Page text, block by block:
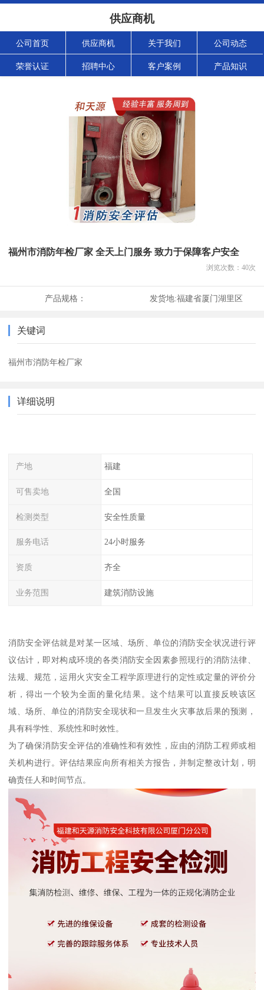
供应商机
公司首页 供应商机 关于我们 公司动态
荣誉认证 招聘中心 客户案例 产品知识
福州市消防年检厂家 全天上门服务 致力于保障客户安全
浏览次数： 40次
产品规格： 发货地:福建省厦门湖里区
关键词
福州市消防年检厂家
详细说明
产地 福建
可售卖地 全国
检测类型 安全性质量
服务电话 24小时服务
资质 齐全
业务范围 建筑消防设施
消防安全评估就是对某一区域、场所、单位的消防安全状况进行评
议估计，即对构成环境的各类消防安全因素参照现行的消防法律、
法规、规范，运用火灾安全工程学原理进行的定性或定量的评价分
析，得出一个较为全面的量化结果。这个结果可以直接反映该区
域、场所、单位的消防安全现状和一旦发生火灾事故后果的预测，
具有科学性、系统性和时效性。
为了确保消防安全评估的准确性和有效性，应由的消防工程师或相
关机构进行。评估结果应向所有相关方报告，并制定整改计划，明
确责任人和时间节点。